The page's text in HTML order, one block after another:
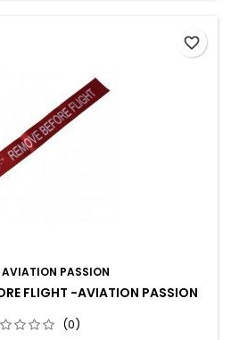
AVIATION PASSION
FLIGHT -AVIATION PASSION
(0)
favorite_border